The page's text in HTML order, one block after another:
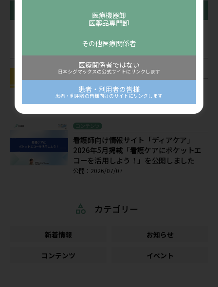
関連記事
お知らせ
お盆期間の営業についてのご案内 休業
期間2026年8月8日(土) ～8月16日(日)
公開：2026/07/22
コンテンツ
看護師向け情報サイト「ディアケア」
2026年5月掲載「看護ケアにポケットエ
コーを活用しよう！」を公開しました
公開：2026/07/07
カテゴリー
新着情報 お知らせ
コンテンツ イベント
医療機器卸
医薬品専門卸
その他医療関係者
医療関係者ではない
日本シグマックスの公式サイトにリンクします
患者・利用者の皆様
患者・利用者の皆様向けのサイトにリンクします